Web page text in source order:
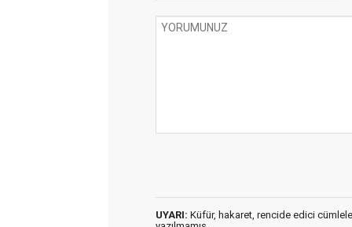
UYARI: Küfür, hakaret, rencide edici